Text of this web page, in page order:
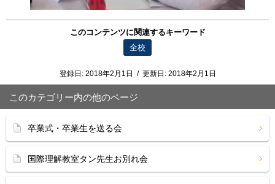
このコンテンツに関連するキーワード
全校
登録日: 2018年2月1日 / 更新日: 2018年2月1日
このカテゴリー内の他のページ
卒業式・卒業生を送る会
国際理解教室タン先生お別れ会